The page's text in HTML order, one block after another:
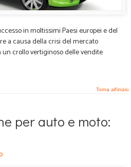
in moltissimi Paesi europei e del
a causa della crisi del mercato
crollo vertiginoso delle vendite
Torna all'inizio
per auto e moto: